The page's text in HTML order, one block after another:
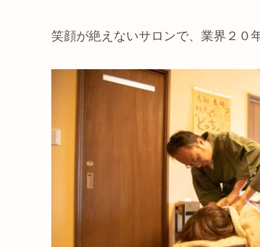
笑顔が絶えないサロンで、業界２０